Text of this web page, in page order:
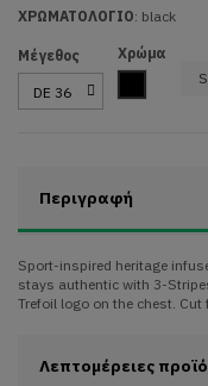
ΧΡΩΜΑΤΟΛΟΓΙΟ: black
Μέγεθος
Χρώμα
Περιγραφή
Sport-inspired heritage
stays authentic with 3-
Trefoil logo on the chest.
Λεπτομέρειες